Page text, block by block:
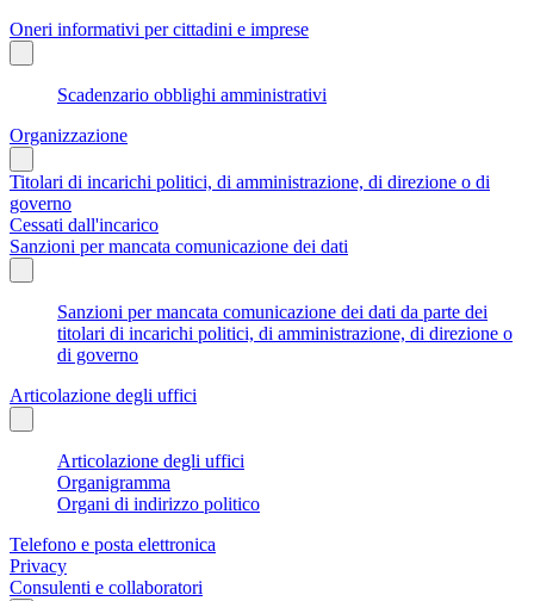
Oneri informativi per cittadini e imprese
Scadenzario obblighi amministrativi
Organizzazione
Titolari di incarichi politici, di amministrazione, di direzione o di
governo
Cessati dall'incarico
Sanzioni per mancata comunicazione dei dati
Sanzioni per mancata comunicazione dei dati da parte dei
titolari di incarichi politici, di amministrazione, di direzione o
di governo
Articolazione degli uffici
Articolazione degli uffici
Organigramma
Organi di indirizzo politico
Telefono e posta elettronica
Privacy
Consulenti e collaboratori